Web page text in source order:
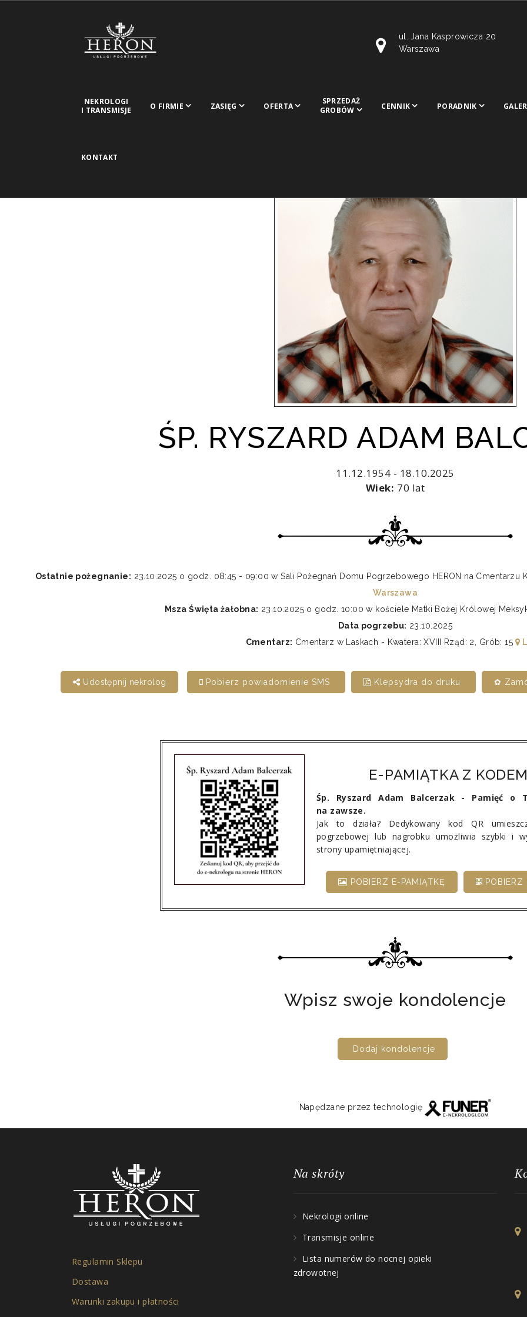
ul. Jana Kasprowicza 20
Warszawa
NEKROLOGI
I TRANSMISJE
O FIRMIE ZASIĘG OFERTA
SPRZEDAŻ
GROBÓW
CENNIK PORADNIK
KONTAKT
ŚP. RYSZARD ADAM
11.12.1954 - 18.10.2025
Wiek: 70 lat
Ostatnie pożegnanie: 23.10.2025 o godz. 08:45 - 09:00 w Sali Pożegnań Domu Pogrzebowego HERON na Cmentarzu
Warszawa
Msza Święta żałobna: 23.10.2025 o godz. 10:00 w kościele Matki Bożej Królowej
Data pogrzebu: 23.10.2025
Cmentarz: Cmentarz w Laskach - Kwatera: XVIII Rząd: 2, Grób: 15
Udostępnij nekrolog Pobierz powiadomienie SMS Klepsydra do druku ✿
E-PAMIĄTKA Z
Śp. Ryszard Adam Balcerzak - Pamięć o
na zawsze.
Jak to działa? Dedykowany kod QR
pogrzebowej lub nagrobku umożliwia szybki i
strony upamiętniającej.
POBIERZ E-PAMIĄTKĘ POBIERZ
Wpisz swoje kondolencje
Dodaj kondolencje
Napędzane przez technologię
Regulamin Sklepu
Dostawa
Warunki zakupu i płatności
Na skróty
Nekrologi online
Transmisje online
Lista numerów do nocnej opieki
zdrowotnej